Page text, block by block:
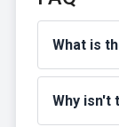
What is
Why isn't